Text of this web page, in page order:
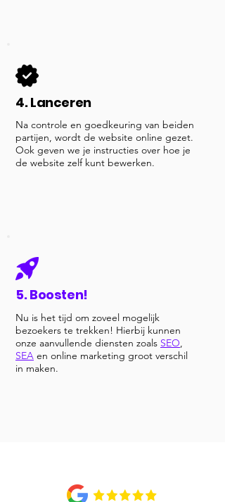
4. Lanceren
Na controle en goedkeuring van beiden
partijen, wordt de website online gezet.
Ook geven we je instructies over hoe je
de website zelf kunt bewerken.
5. Boosten!
Nu is het tijd om zoveel mogelijk
bezoekers te trekken! Hierbij kunnen
onze aanvullende diensten zoals SEO,
SEA en online marketing groot verschil
in maken.